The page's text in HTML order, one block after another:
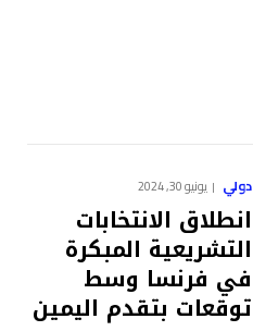
دولي يونيو 30, 2024
انطلاق الانتخابات
التشريعية المبكرة
في فرنسا وسط
توقعات بتقدم اليمين